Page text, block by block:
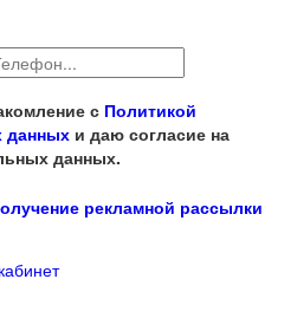
с Политикой
данных и даю согласие на
данных.
рекламной рассылки